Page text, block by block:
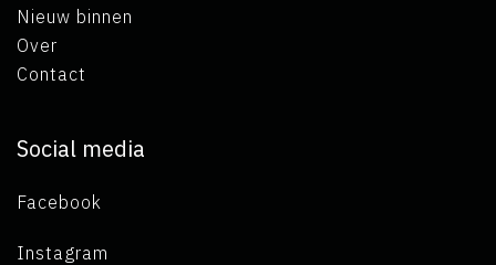
Nieuw binnen
Over
Contact
Social media
Facebook
Instagram